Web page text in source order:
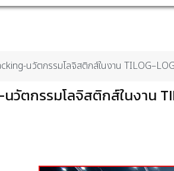
นวัตกรรมโลจิสติกส์ในงาน
นวัตกรรมโลจิสติกส์ในงาน